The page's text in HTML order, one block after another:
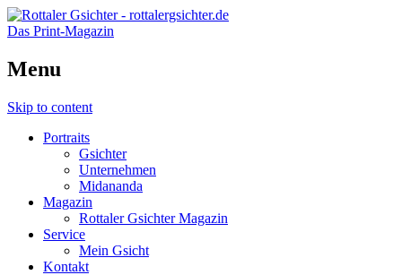
Das Print-Magazin
Menu
Skip to content
Portraits
Gsichter
Unternehmen
Midananda
Magazin
Rottaler Gsichter Magazin
Service
Mein Gsicht
Kontakt